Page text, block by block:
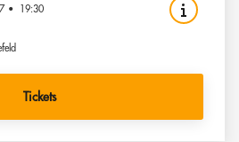
19:30
Tickets